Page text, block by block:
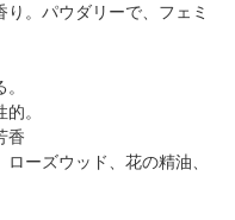
。パウダリーで、フェミ
。
香
ーズウッド、花の精油、